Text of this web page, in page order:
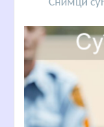
Снимци